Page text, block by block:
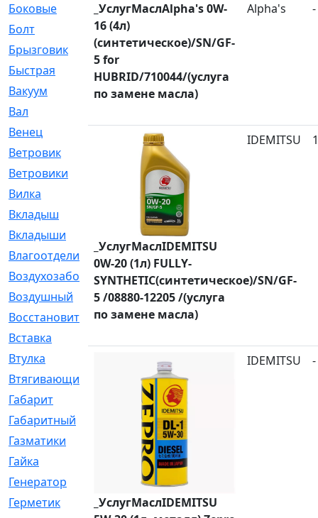
Боковые
[4]
Болт
[247]
Брызговик
[77]
Быстрая
[2]
Вакуум
[23]
Вал
Венец
[16]
Ветровик
[132]
Ветровики
[2]
Вилка
[15]
Вкладыш
[41]
Вкладыши
[1131]
Влагоотделитель
[2]
Воздухозаборник
[2]
Воздушный
[1]
Восстановительный
[1]
Вставка
Втулка
Втягивающий
[22]
Габарит
[286]
Габаритный
[6]
Газматики
[117]
Гайка
[104]
Генератор
[148]
Герметик
[15]
_УслугМаслAlpha's 0W-
16 (4л)
(синтетическое)/SN/GF-
5 for
HUBRID/710044/(услуга
по замене масла)
Alpha's -
_УслугМаслIDEMITSU
0W-20 (1л) FULLY-
SYNTHETIC(синтетическое)/SN/GF-
5 /08880-12205 /(услуга
по замене масла)
IDEMITSU 1
_УслугМаслIDEMITSU
IDEMITSU -